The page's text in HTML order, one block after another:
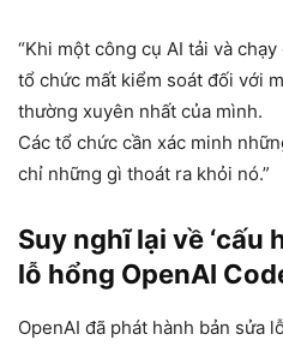
“Khi một công cụ AI tải và
tổ chức mất kiểm soát đối với
thường xuyên nhất của mình.
Các tổ chức cần xác minh
chỉ những gì thoát ra khỏi nó.”
Suy nghĩ lại về ‘cấu
lỗ hổng OpenAI
OpenAI đã phát hành bản sửa